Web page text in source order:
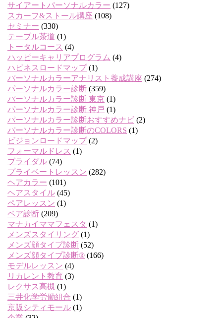
サイアートパーソナルカラー (127)
スカーフ&ストール講座 (108)
セミナー (330)
テーブル茶道 (1)
トータルコース (4)
ハッピーキャリアプログラム (4)
ハピネスロードマップ(1)
パーソナルカラーアナリスト養成講座 (274)
パーソナルカラー診断 (359)
パーソナルカラー診断 東京 (1)
パーソナルカラー診断 神戸 (1)
パーソナルカラー診断おすすめナビ (2)
パーソナルカラー診断のCOLORS (1)
ビジョンロードマップ(2)
フォーマルドレス (1)
ブライダル (74)
プライベートレッスン (282)
ヘアカラー (101)
ヘアスタイル (45)
ペアレッスン (1)
ペア診断 (209)
マナカイママフェスタ (1)
メンズスタイリング (1)
メンズ顔タイプ診断 (52)
メンズ顔タイプ診断® (166)
モデルレッスン (4)
リカレント教育 (3)
レクサス高槻 (1)
三井化学労働組合 (1)
京阪シティモール (1)